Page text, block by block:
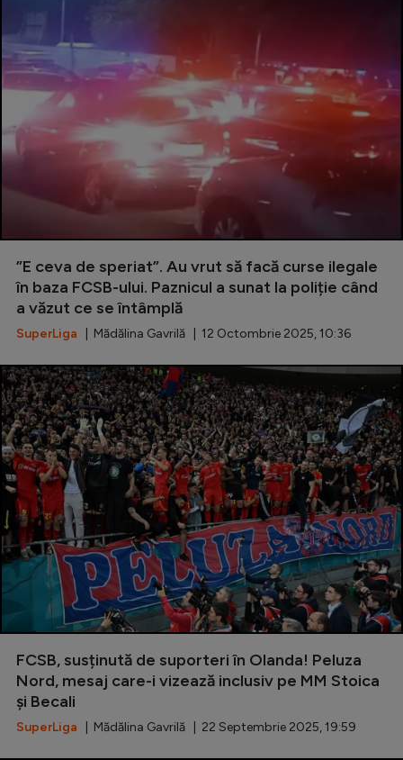
”E ceva de speriat”. Au vrut să facă curse ilegale
în baza FCSB-ului. Paznicul a sunat la poliție când
a văzut ce se întâmplă
SuperLiga | Mădălina Gavrilă | 12 Octombrie 2025, 10:36
FCSB, susținută de suporteri în Olanda! Peluza
Nord, mesaj care-i vizează inclusiv pe MM Stoica
și Becali
SuperLiga | Mădălina Gavrilă | 22 Septembrie 2025, 19:59